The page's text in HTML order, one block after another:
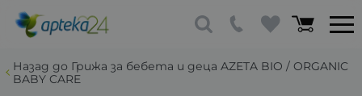
Назад до Грижа за бебета и деца AZETA BIO / ORGANIC
BABY CARE